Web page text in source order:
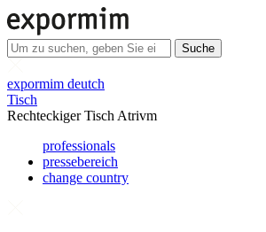
Suche
expormim deutch
Tisch
Rechteckiger Tisch Atrivm
professionals
pressebereich
change country